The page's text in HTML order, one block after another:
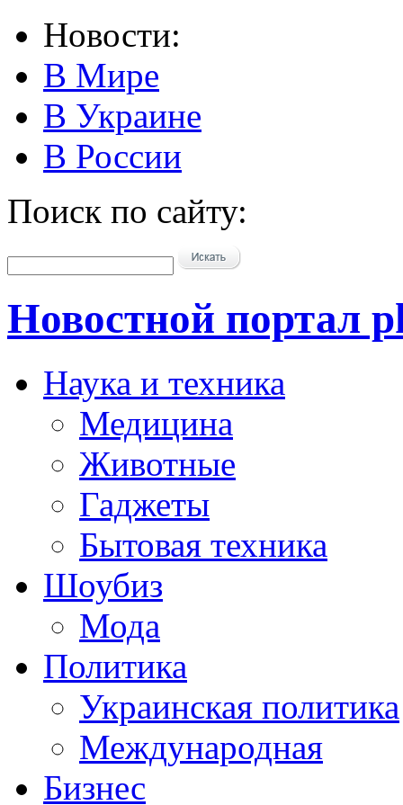
Новости:
В Мире
В Украине
В России
Поиск по сайту:
Новостной портал
Наука и техника
Медицина
Животные
Гаджеты
Бытовая техника
Шоубиз
Мода
Политика
Украинская политика
Международная
Бизнес